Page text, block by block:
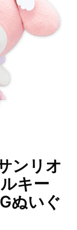
ンリオ
キー
ぬいぐ